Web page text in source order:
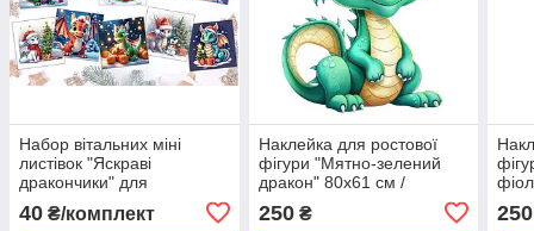
Набор вітальних міні
листівок "Яскраві
дракончики" для
квітів, букетів (10шт)
40 ₴/комплект
Наклейка для ростової
фігури "Мятно-зелений
дракон" 80х61 см /
новорічна наклейка (без
обрізу по контуру)
250₴ 250